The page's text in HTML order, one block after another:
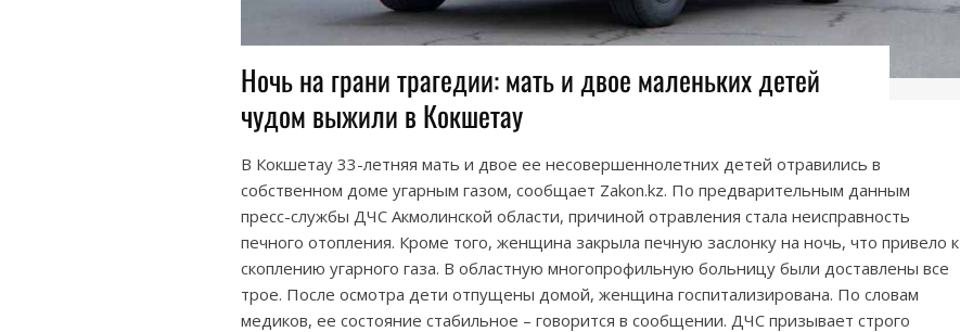
Ночь на грани трагедии: мать и двое маленьких детей
чудом выжили в Кокшетау
В Кокшетау 33-летняя мать и двое ее несовершеннолетних детей отравились в
собственном доме угарным газом, сообщает Zakon.kz. По предварительным данным
пресс-службы ДЧС Акмолинской области, причиной отравления стала неисправность
печного отопления. Кроме того, женщина закрыла печную заслонку на ночь, что привело к
скоплению угарного газа. В областную многопрофильную больницу были доставлены все
трое. После осмотра дети отпущены домой, женщина госпитализирована. По словам
медиков, ее состояние стабильное – говорится в сообщении. ДЧС призывает строго